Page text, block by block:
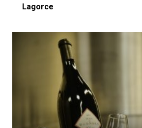
Lagorce